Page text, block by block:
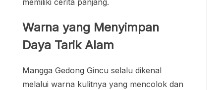
Warna yang Menyimpan
Daya Tarik Alam
Mangga Gedong Gincu selalu dikenal
melalui warna kulitnya yang mencolok dan